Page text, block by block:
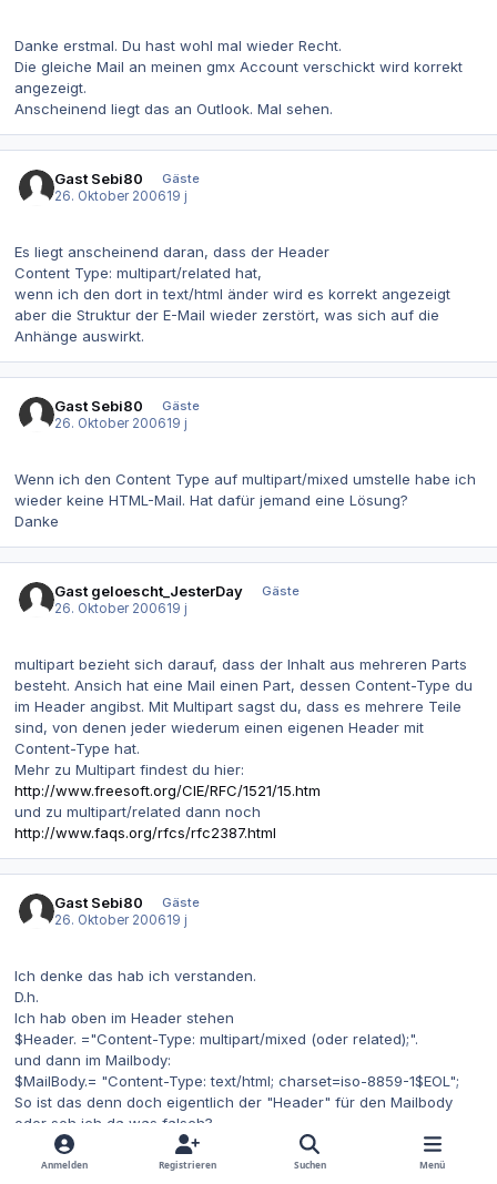
Danke erstmal. Du hast wohl mal wieder Recht.
Die gleiche Mail an meinen gmx Account verschickt wird korrekt
angezeigt.
Anscheinend liegt das an Outlook. Mal sehen.
Gast Sebi80
Gäste
26. Oktober 200619 j
Es liegt anscheinend daran, dass der Header
Content Type: multipart/related hat,
wenn ich den dort in text/html änder wird es korrekt angezeigt
aber die Struktur der E-Mail wieder zerstört, was sich auf die
Anhänge auswirkt.
Gast Sebi80
Gäste
26. Oktober 200619 j
Wenn ich den Content Type auf multipart/mixed umstelle habe ich
wieder keine HTML-Mail. Hat dafür jemand eine Lösung?
Danke
Gast geloescht_JesterDay
Gäste
26. Oktober 200619 j
multipart bezieht sich darauf, dass der Inhalt aus mehreren Parts
besteht. Ansich hat eine Mail einen Part, dessen Content-Type du
im Header angibst. Mit Multipart sagst du, dass es mehrere Teile
sind, von denen jeder wiederum einen eigenen Header mit
Content-Type hat.
Mehr zu Multipart findest du hier:
http://www.freesoft.org/CIE/RFC/1521/15.htm
und zu multipart/related dann noch
http://www.faqs.org/rfcs/rfc2387.html
Gast Sebi80
Gäste
26. Oktober 200619 j
Ich denke das hab ich verstanden.
D.h.
Ich hab oben im Header stehen
$Header. ="Content-Type: multipart/mixed (oder related);".
und dann im Mailbody:
$MailBody.= "Content-Type: text/html; charset=iso-8859-1$EOL";
So ist das denn doch eigentlich der "Header" für den Mailbody
oder seh ich da was falsch?
Anmelden Registrieren Suchen Menü